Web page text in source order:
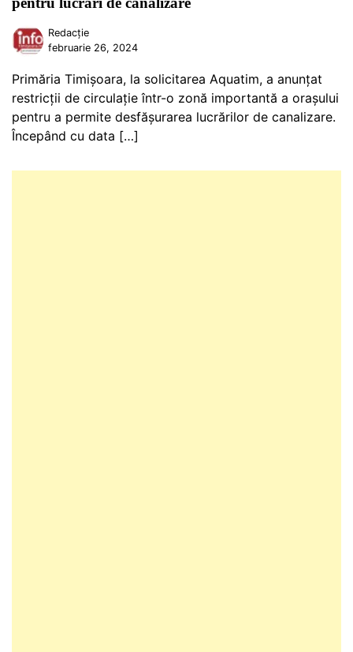
Redacție
februarie 26, 2024
Primăria Timișoara, la solicitarea Aquatim, a anunțat
restricții de circulație într-o zonă importantă a orașului
pentru a permite desfășurarea lucrărilor de canalizare.
Începând cu data […]